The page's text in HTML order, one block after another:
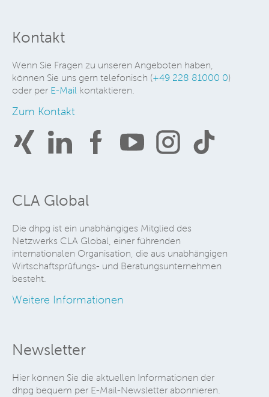
Kontakt
Wenn Sie Fragen zu unseren Angeboten haben,
können Sie uns gern telefonisch (+49 228 81000 0)
oder per E-Mail kontaktieren.
Zum Kontakt
CLA Global
Die dhpg ist ein unabhängiges Mitglied des
Netzwerks CLA Global, einer führenden
internationalen Organisation, die aus unabhängigen
Wirtschaftsprüfungs- und Beratungsunternehmen
besteht.
Weitere Informationen
Newsletter
Hier können Sie die aktuellen Informationen der
dhpg bequem per E-Mail-Newsletter abonnieren.